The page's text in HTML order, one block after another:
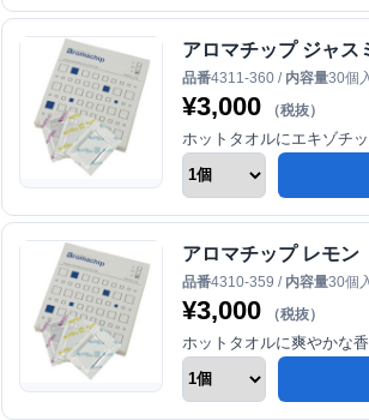
アロマチップ ジャス
品番4311-360 / 内容量30個
¥3,000 （税抜）
ホットタオルにエキゾチ
アロマチップ レモン
品番4310-359 / 内容量30個
¥3,000 （税抜）
ホットタオルに爽やかな